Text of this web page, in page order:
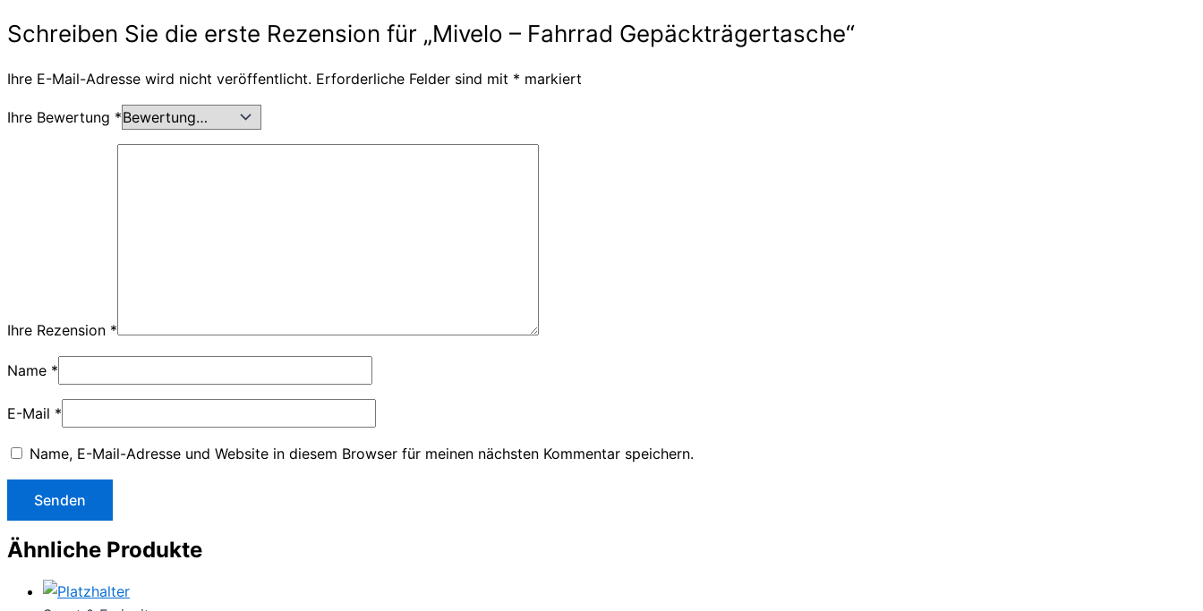
Schreiben Sie die erste Rezension für „Mivelo – Fahrrad Gepäckträgertasche“
Ihre E-Mail-Adresse wird nicht veröffentlicht. Erforderliche Felder sind mit * markiert
Ihre Bewertung *
Ihre Rezension *
Name *
E-Mail *
Name, E-Mail-Adresse und Website in diesem Browser für meinen nächsten Kommentar speichern.
Ähnliche Produkte